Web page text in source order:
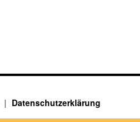
Datenschutzerklärung